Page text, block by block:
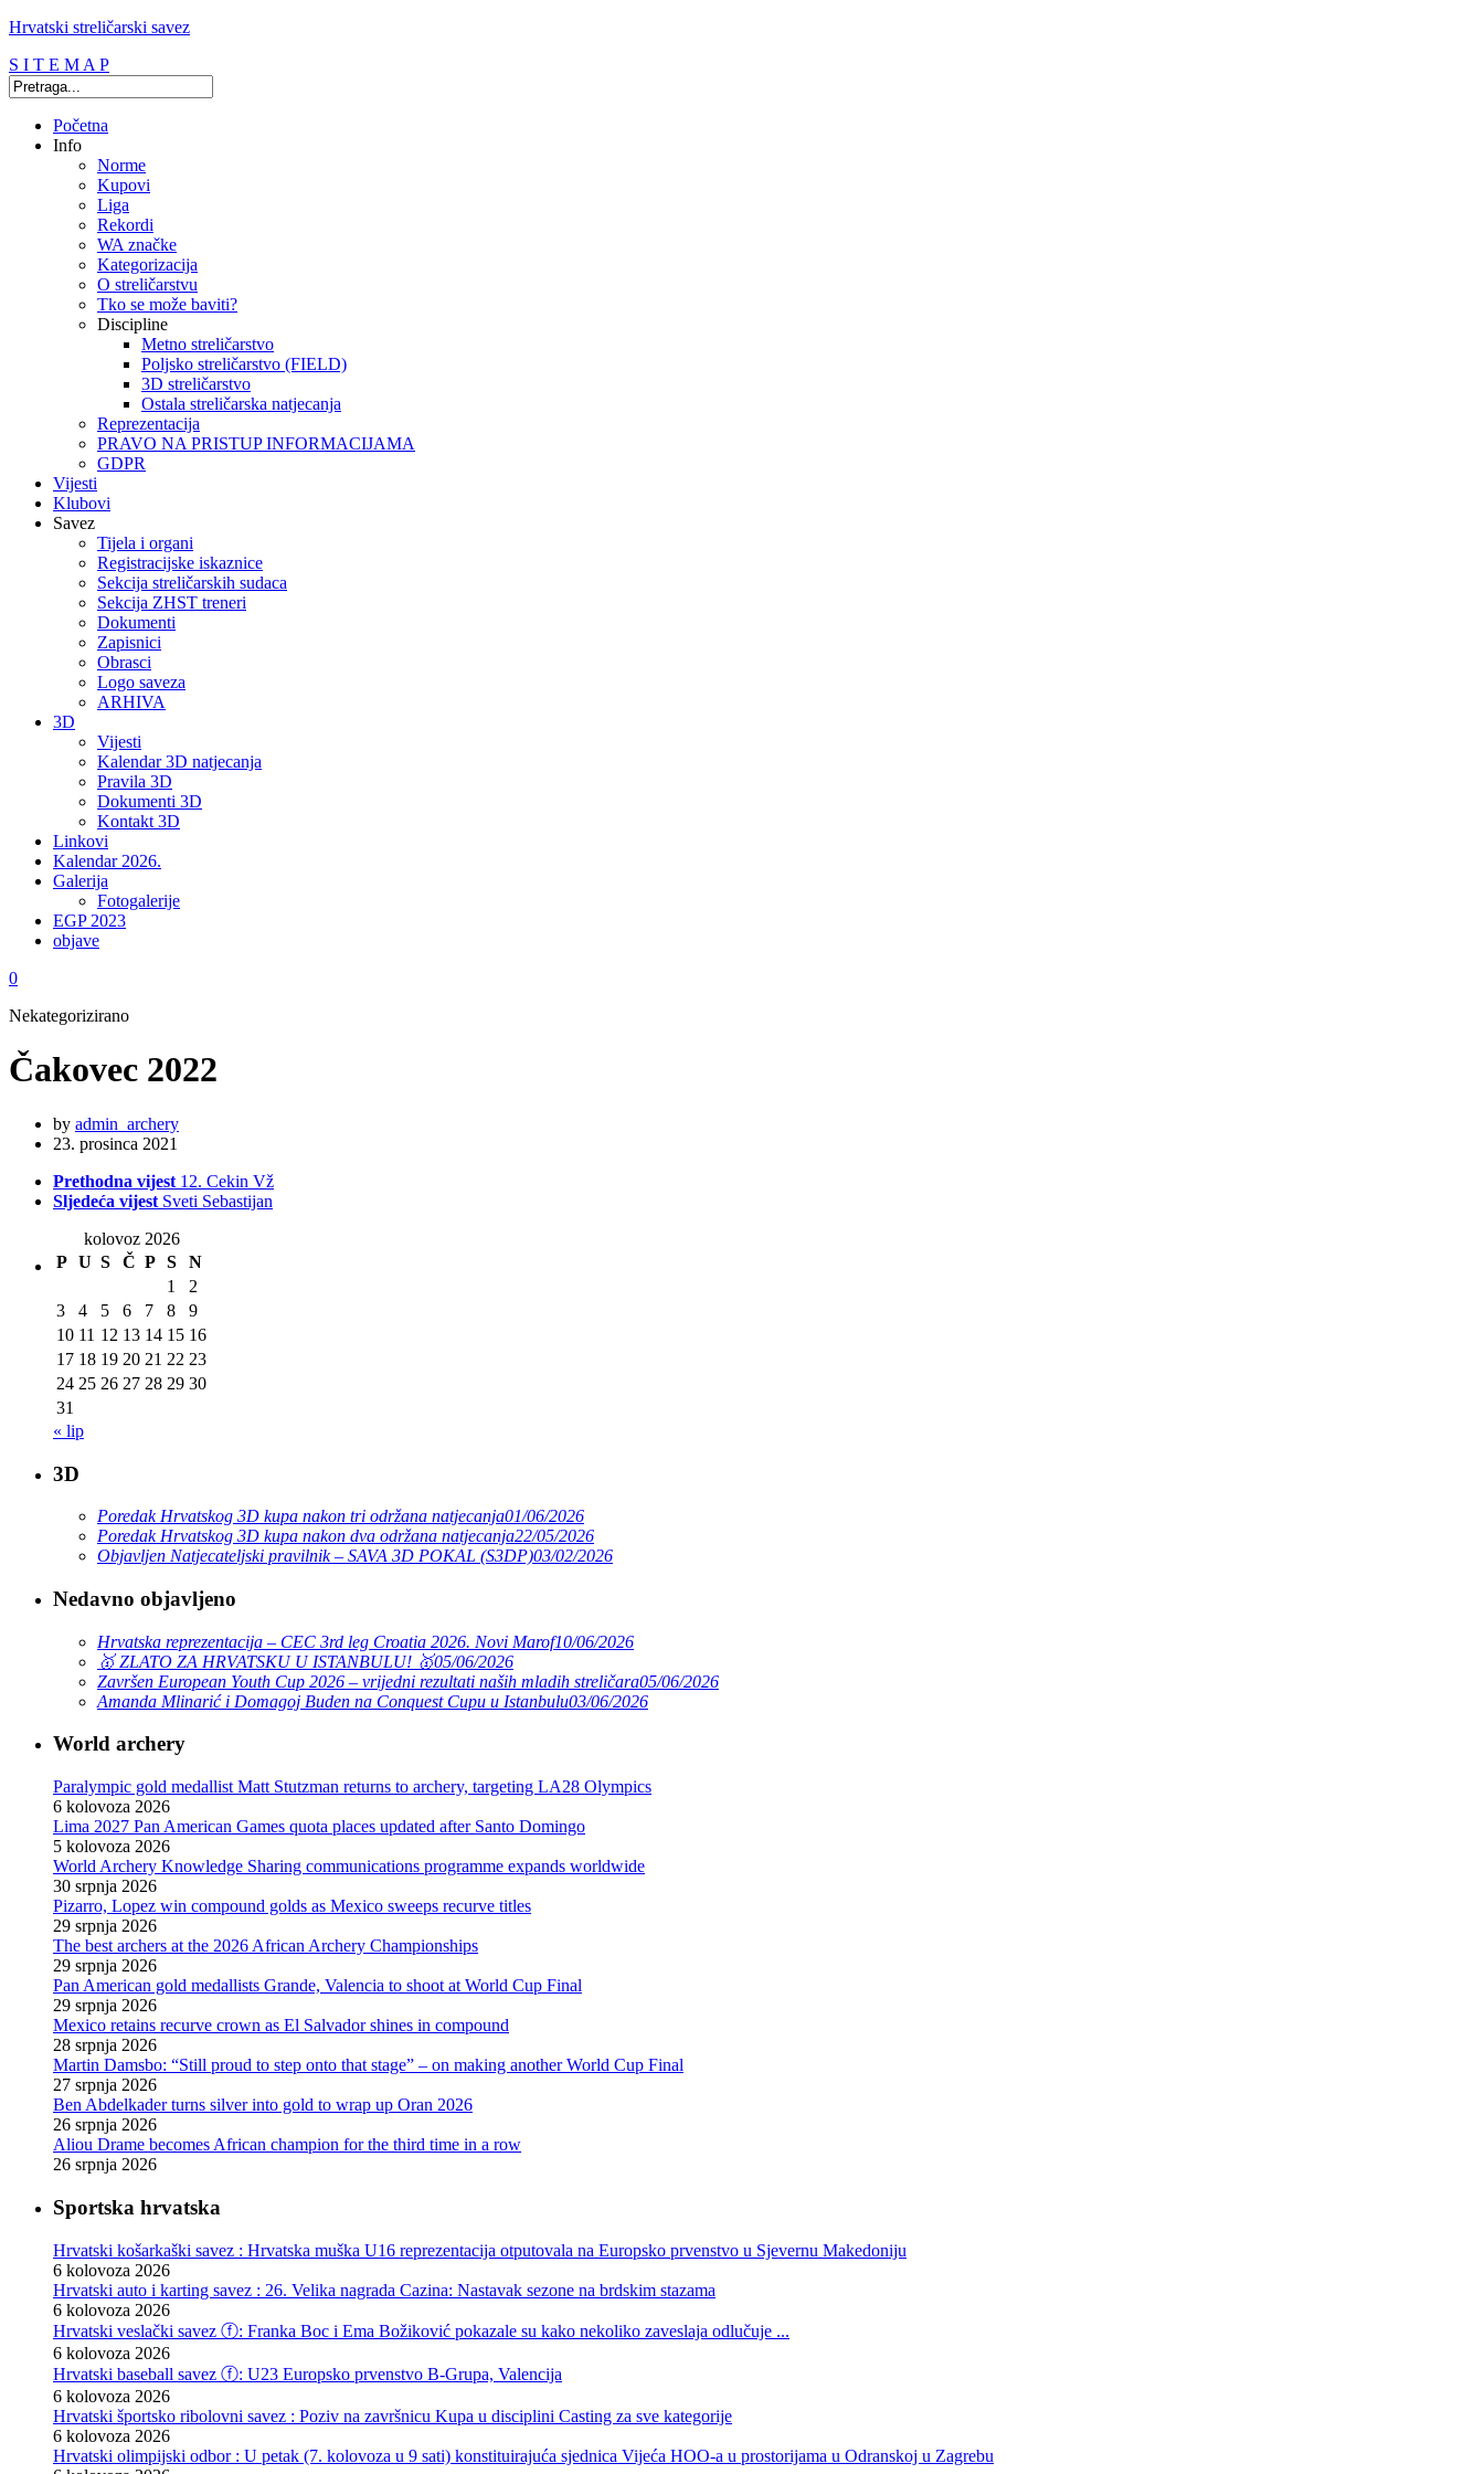
Hrvatski streličarski savez
S I T E M A P
Početna
Info
Norme
Kupovi
Liga
Rekordi
WA značke
Kategorizacija
O streličarstvu
Tko se može baviti?
Discipline
Metno streličarstvo
Poljsko streličarstvo (FIELD)
3D streličarstvo
Ostala streličarska natjecanja
Reprezentacija
PRAVO NA PRISTUP INFORMACIJAMA
GDPR
Vijesti
Klubovi
Savez
Tijela i organi
Registracijske iskaznice
Sekcija streličarskih sudaca
Sekcija ZHST treneri
Dokumenti
Zapisnici
Obrasci
Logo saveza
ARHIVA
3D
Vijesti
Kalendar 3D natjecanja
Pravila 3D
Dokumenti 3D
Kontakt 3D
Linkovi
Kalendar 2026.
Galerija
Fotogalerije
EGP 2023
objave
0
Nekategorizirano
Čakovec 2022
by admin_archery
23. prosinca 2021
Prethodna vijest 12. Cekin Vž
Sljedeća vijest Sveti Sebastijan
kolovoz 2026
P U S Č P S
N
1
2
3
4 5 6 7 8
9
10 11 12 13 14 15 16
17 18 19 20 21 22 23
24 25 26 27 28 29 30
31
« lip
3D
Poredak Hrvatskog 3D kupa nakon tri održana natjecanja01/06/2026
Poredak Hrvatskog 3D kupa nakon dva održana natjecanja22/05/2026
Objavljen Natjecateljski pravilnik – SAVA 3D POKAL (S3DP)03/02/2026
Nedavno objavljeno
Hrvatska reprezentacija – CEC 3rd leg Croatia 2026. Novi Marof10/06/2026
🥇 ZLATO ZA HRVATSKU U ISTANBULU! 🥇05/06/2026
Završen European Youth Cup 2026 – vrijedni rezultati naših mladih streličara05/06/2026
Amanda Mlinarić i Domagoj Buden na Conquest Cupu u Istanbulu03/06/2026
World archery
Paralympic gold medallist Matt Stutzman returns to archery, targeting LA28 Olympics
6 kolovoza 2026
Lima 2027 Pan American Games quota places updated after Santo Domingo
5 kolovoza 2026
World Archery Knowledge Sharing communications programme expands worldwide
30 srpnja 2026
Pizarro, Lopez win compound golds as Mexico sweeps recurve titles
29 srpnja 2026
The best archers at the 2026 African Archery Championships
29 srpnja 2026
Pan American gold medallists Grande, Valencia to shoot at World Cup Final
29 srpnja 2026
Mexico retains recurve crown as El Salvador shines in compound
28 srpnja 2026
Martin Damsbo: “Still proud to step onto that stage” – on making another World Cup Final
27 srpnja 2026
Ben Abdelkader turns silver into gold to wrap up Oran 2026
26 srpnja 2026
Aliou Drame becomes African champion for the third time in a row
26 srpnja 2026
Sportska hrvatska
Hrvatski košarkaški savez : Hrvatska muška U16 reprezentacija otputovala na Europsko prvenstvo u Sjevernu Makedoniju
6 kolovoza 2026
Hrvatski auto i karting savez : 26. Velika nagrada Cazina: Nastavak sezone na brdskim stazama
6 kolovoza 2026
Hrvatski veslački savez ⓕ: Franka Boc i Ema Božiković pokazale su kako nekoliko zaveslaja odlučuje ...
6 kolovoza 2026
Hrvatski baseball savez ⓕ: U23 Europsko prvenstvo B-Grupa, Valencija
6 kolovoza 2026
Hrvatski športsko ribolovni savez : Poziv na završnicu Kupa u disciplini Casting za sve kategorije
6 kolovoza 2026
Hrvatski olimpijski odbor : U petak (7. kolovoza u 9 sati) konstituirajuća sjednica Vijeća HOO-a u prostorijama u Odranskoj u Zagrebu